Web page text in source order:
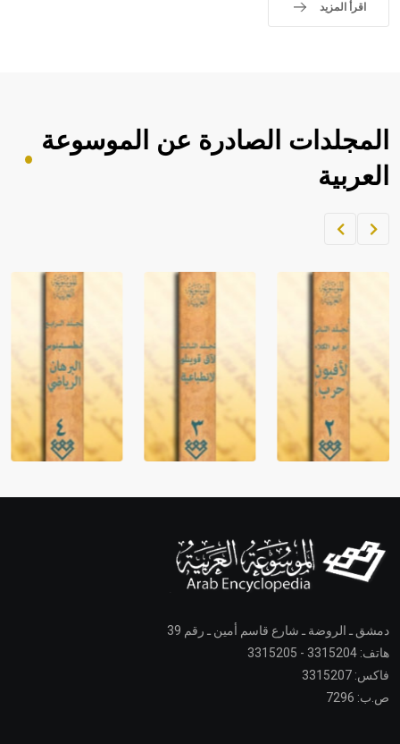
اقرأ المزيد
المجلدات الصادرة عن الموسوعة
العربية
دمشق ـ الروضة ـ شارع قاسم أمين ـ رقم 39
هاتف: 3315204 - 3315205
فاكس: 3315207
ص.ب: 7296